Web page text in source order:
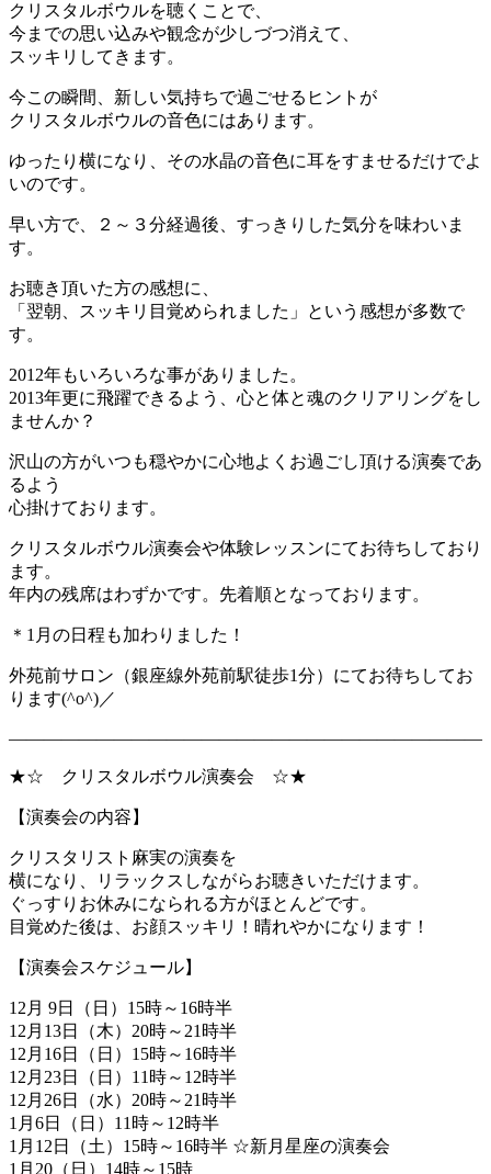
クリスタルボウルを聴くことで、
今までの思い込みや観念が少しづつ消えて、
スッキリしてきます。
今この瞬間、新しい気持ちで過ごせるヒントが
クリスタルボウルの音色にはあります。
ゆったり横になり、 その水晶の音色に耳をすませるだけでよ
いのです。
早い方で、２～３分経過後、すっきりした気分を味わいま
す。
お聴き頂いた方の感想に、
「翌朝、スッキリ目覚められました」という感想が多数で
す。
2012年もいろいろな事がありました。
2013年更に飛躍できるよう、 心と体と魂のクリアリングをし
ませんか？
沢山の方がいつも穏やかに心地よくお過ごし頂ける演奏であ
るよう
心掛けております。
クリスタルボウル演奏会や体験レッスンにてお待ちしており
ます。
年内の残席はわずかです。先着順となっております。
＊1月の日程も加わりました！
外苑前サロン（銀座線外苑前駅徒歩1分） にてお待ちしてお
ります(^o^)／
―――――――――――――――――――――――――――
★☆ クリスタルボウル演奏会 ☆★
【演奏会の内容】
クリスタリスト麻実の演奏を
横になり、リラックスしながらお聴きいただけます。
ぐっすりお休みになられる方がほとんどです。
目覚めた後は、お顔スッキリ！晴れやかになります！
【演奏会スケジュール】
12月 9日（日）15時～16時半
12月13日（木）20時～21時半
12月16日（日）15時～16時半
12月23日（日）11時～12時半
12月26日（水）20時～21時半
1月6日（日）11時～12時半
1月12日（土）15時～16時半 ☆新月星座の演奏会
1月20（日）14時～15時